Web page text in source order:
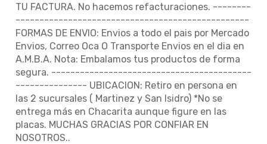
TU FACTURA. No hacemos refacturaciones. --------
-------------------------------------------------
FORMAS DE ENVIO: Envios a todo el pais por Mercado
Envios, Correo Oca O Transporte Envios en el dia en
A.M.B.A. Nota: Embalamos tus productos de forma
segura. ------------------------------------------
--------------- UBICACION: Retiro en persona en
las 2 sucursales ( Martinez y San Isidro) *No se
entrega más en Chacarita aunque figure en las
placas. MUCHAS GRACIAS POR CONFIAR EN
NOSOTROS..